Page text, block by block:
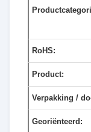
RoHS:
Product:
Verpakking /
Georiënteerd: